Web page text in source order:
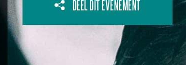
DEEL DIT EVENEMENT